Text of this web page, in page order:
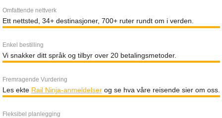
Omfattende nettverk
Ett nettsted, 34+ destinasjoner, 700+ ruter rundt om i verden.
Enkel bestilling
Vi snakker ditt språk og tilbyr over 20 betalingsmetoder.
Fremragende Vurdering
Les ekte Rail Ninja-anmeldelserog se hva våre reisende sier om oss.
Fleksibel planlegging